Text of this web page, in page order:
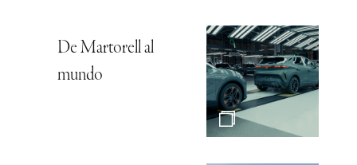
De Martorell al
mundo